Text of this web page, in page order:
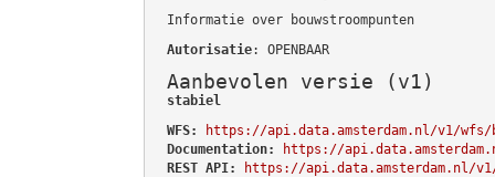
Informatie over bouwstroompunten
Autorisatie: OPENBAAR
Aanbevolen versie (v1)
stabiel
WFS:
https://api.data.amsterdam.nl/v1/wfs/
Documentation:
https://
REST API:
https://api.data.amsterdam.nl/v1/